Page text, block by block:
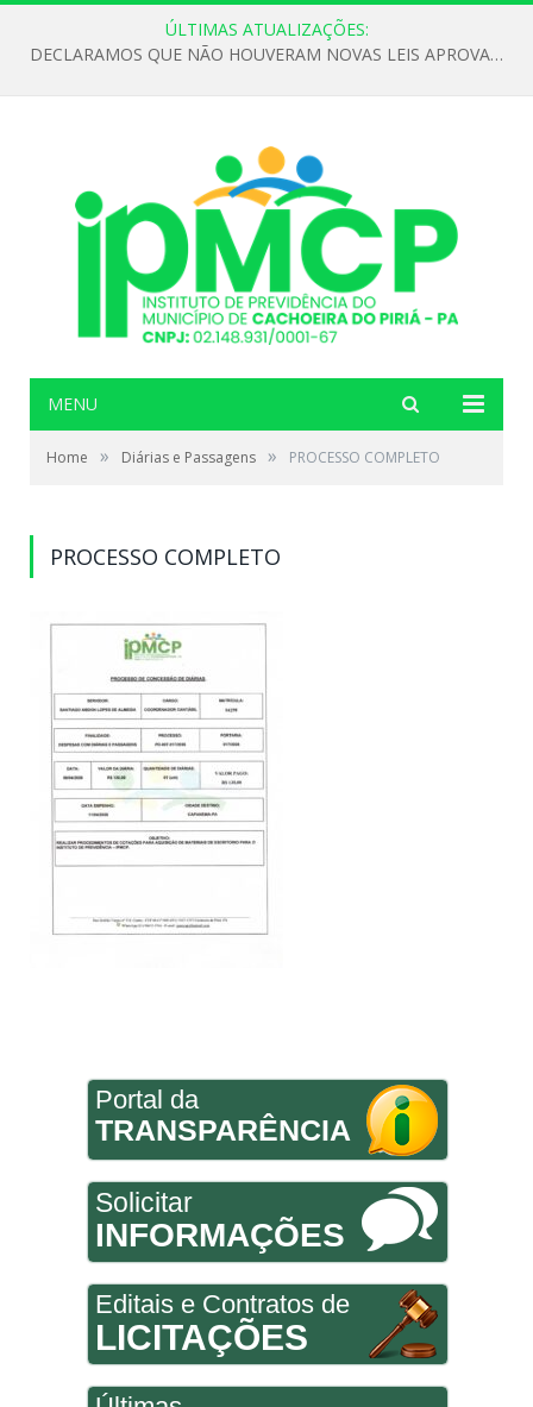
ÚLTIMAS ATUALIZAÇÕES:
DECLARAMOS QUE NÃO HOUVERAM NOVAS LEIS APROVADAS ATÉ O MOMENTO PARA O INSTITUTO DE PREVIDÊNCIA NO ANO DE 2026
MENU
Home » Diárias e Passagens » PROCESSO COMPLETO
PROCESSO COMPLETO
Portal da
TRANSPARÊNCIA
Solicitar
INFORMAÇÕES
Editais e Contratos de
LICITAÇÕES